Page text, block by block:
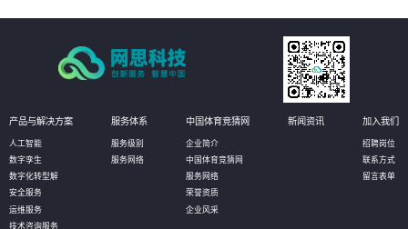
产品与解决方案
人工智能
数字孪生
数字化转型解
安全服务
运维服务
技术咨询服务
服务体系
服务级别
服务网络
中国体育竞猜网
企业简介
中国体育竞猜网
服务网络
荣誉资质
企业风采
新闻资讯 加入我们
招聘岗位
联系方式
留言表单